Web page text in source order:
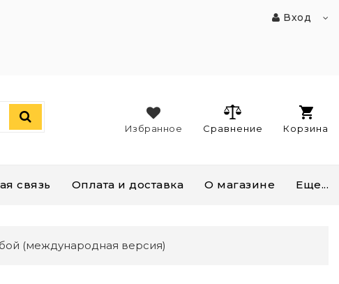
Вход
Корзина
Сравнение
Избранное
связь Оплата и доставка О магазине Еще...
(международная версия)